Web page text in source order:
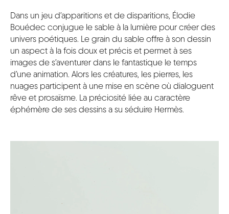
Dans un jeu d’apparitions et de disparitions, Élodie
Bouédec conjugue le sable à la lumière pour créer des
univers poétiques. Le grain du sable offre à son dessin
un aspect à la fois doux et précis et permet à ses
images de s’aventurer dans le fantastique le temps
d’une animation. Alors les créatures, les pierres, les
nuages participent à une mise en scène où dialoguent
rêve et prosaïsme. La préciosité liée au caractère
éphémère de ses dessins a su séduire Hermès.